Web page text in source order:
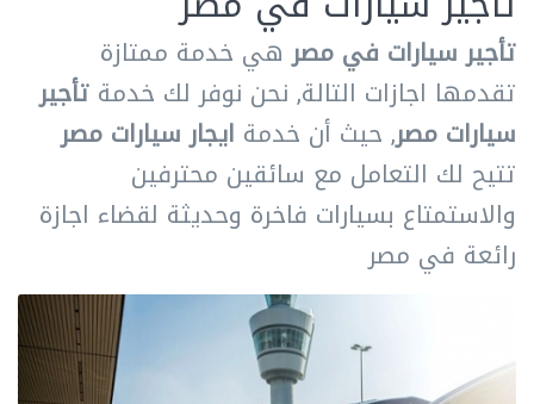
تأجير سيارات في مصرهي خدمة ممتازة
تقدمها اجازات التالة, نحن نوفر لك خدمة تأجير
سيارات مصر, حيث أن خدمة ايجار سيارات مصر
تتيح لك التعامل مع سائقين محترفين
والاستمتاع بسيارات فاخرة وحديثة لقضاء اجازة
رائعة في مصر